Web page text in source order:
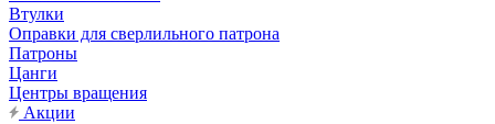
Втулки
Оправки для сверлильного патрона
Патроны
Цанги
Центры вращения
Акции